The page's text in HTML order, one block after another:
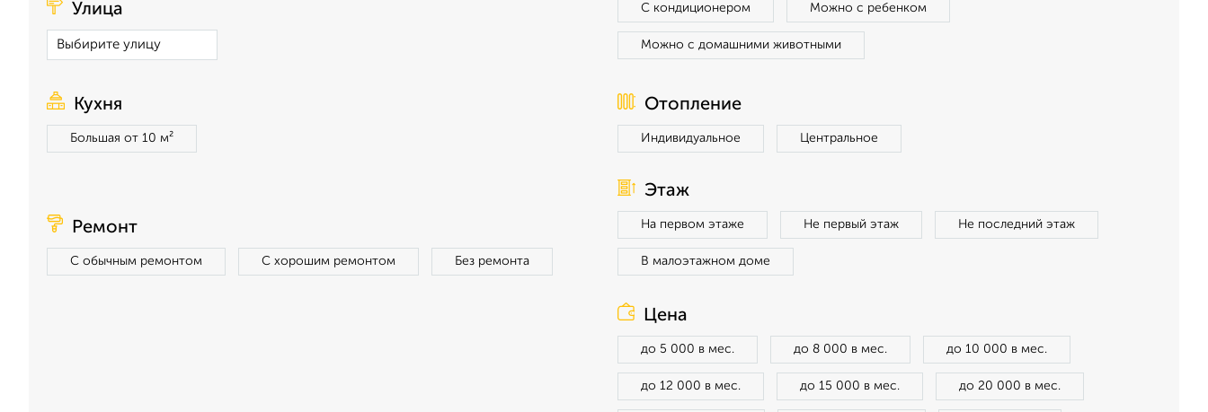
Улица С кондиционером Можно с ребенком
Можно с домашними животными
Кухня
Большая от 10 м²
Отопление
Индивидуальное Центральное
Ремонт
С обычным ремонтом С хорошим ремонтом Без ремонта
Этаж
На первом этаже Не первый этаж Не последний этаж
В малоэтажном доме
Цена
до 5 000 в мес. до 8 000 в мес. до 10 000 в мес.
до 12 000 в мес. до 15 000 в мес. до 20 000 в мес.